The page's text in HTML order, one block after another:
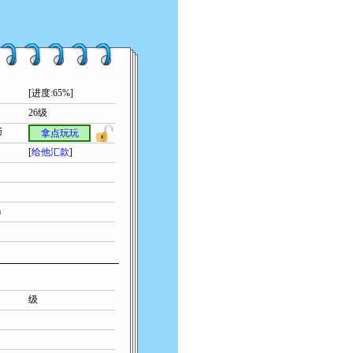
[进度:65%]
26级
拿点玩玩
[给他汇款]
级